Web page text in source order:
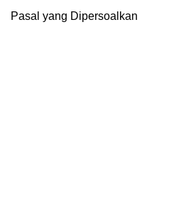
Pasal yang Dipersoalkan